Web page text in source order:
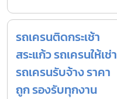
รถเครนติดกระเช้า
สระแก้ว รถเครนให้เช่า
รถเครนรับจ้าง ราคา
ถูก รองรับทุกงาน